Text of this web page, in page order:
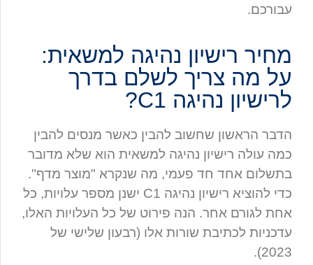
עבורכם.
מחיר רישיון נהיגה למשאית:
על מה צריך לשלם בדרך
לרישיון נהיגה C1?
הדבר הראשון שחשוב להבין כאשר מנסים להבין
כמה עולה רישיון נהיגה למשאית הוא שלא מדובר
בתשלום אחד חד פעמי, מה שנקרא "מוצר מדף".
כדי להוציא רישיון נהיגה C1 ישנן מספר עלויות, כל
אחת לגורם אחר. הנה פירוט של כל העלויות האלו,
עדכניות לכתיבת שורות אלו (רבעון שלישי של
2023).